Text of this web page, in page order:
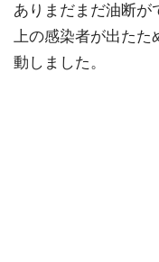
ありまだまだ油断が
上の感染者が出たた
動しました。